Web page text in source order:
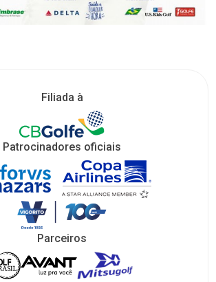
Filiada à
Patrocinadores oficiais
Parceiros